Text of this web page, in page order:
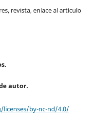
revista, enlace al artículo
autor.
by-nc-nd/4.0/